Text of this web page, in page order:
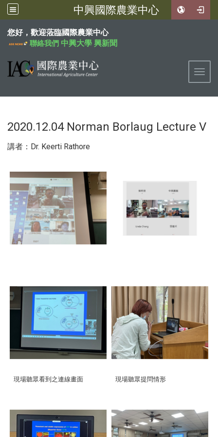
中興國際農業中心
您好，歡迎蒞臨國際農業中心
聯絡我們 中興大學 興新聞
2020.12.04 Norman Borlaug Lecture V
講者：Dr. Keerti Rathore
現場聽眾看到之連線畫面 現場聽眾提問情形